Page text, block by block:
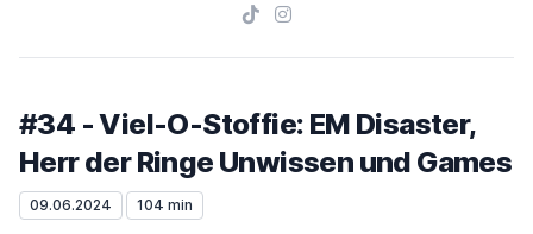
TikTokInstagram
#34 - Viel-O-Stoffie: EM Disaster,
Herr der Ringe Unwissen und Games
09.06.2024 104 min